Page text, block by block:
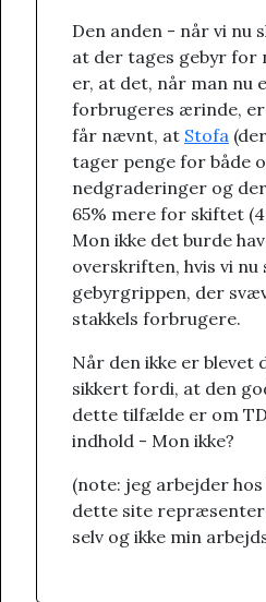
Den anden - når vi nu
at der tages gebyr for
er, at det, når man nu
forbrugeres ærinde,
får nævnt, at Stofa
tager penge for både
nedgraderinger og
65% mere for skiftet
Mon ikke det burde
overskriften, hvis vi nu
gebyrgrippen, der
stakkels forbrugere.
Når den ikke er blevet
sikkert fordi, at den
dette tilfælde er om
indhold - Mon ikke?
(note: jeg arbejder hos
dette site
selv og ikke min